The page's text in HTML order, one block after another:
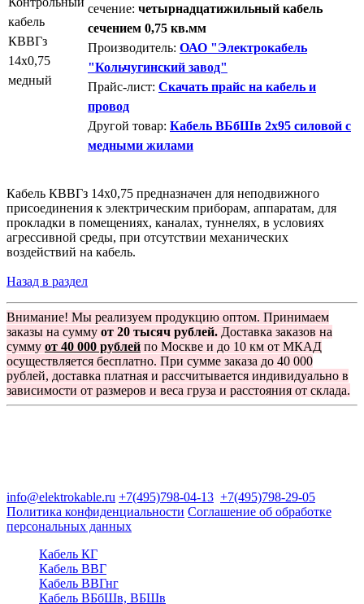
сечение: четырнадцатижильный кабель
сечением 0,75 кв.мм
Производитель: ОАО "Электрокабель
"Кольчугинский завод"
Прайс-лист: Скачать прайс на кабель и
провод
Другой товар: Кабель ВБбШв 2х95 силовой с
медными жилами
Кабель КВВГз 14х0,75 предназначен для неподвижного
присоединения к электрическим приборам, аппаратам, для
прокладки в помещениях, каналах, туннелях, в условиях
агрессивной среды, при отсутствии механических
воздействий на кабель.
Назад в раздел
Внимание! Мы реализуем продукцию оптом. Принимаем
заказы на сумму от 20 тысяч рублей. Доставка заказов на
сумму от 40 000 рублей по Москве и до 10 км от МКАД
осуществляется бесплатно. При сумме заказа до 40 000
рублей, доставка платная и рассчитывается индивидуально в
зависимости от размеров и веса груза и расстояния от склада.
info@elektrokable.ru +7(495)798-04-13 +7(495)798-29-05
Политика конфиденциальности Соглашение об обработке
персональных данных
Кабель КГ
Кабель ВВГ
Кабель ВВГнг
Кабель ВБбШв, ВБШв